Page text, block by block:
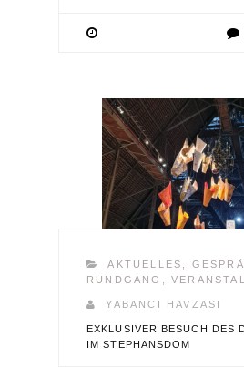
AKTUELLES
RUNDGANG
,
YABANCI HAVZASI
EXKLUSIVER BESUCH DES
IM STEPHANSDOM